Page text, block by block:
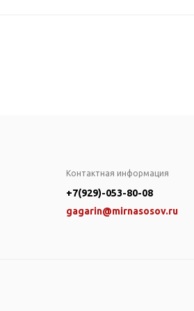
Контактная информация
+7(929)-053-80-08
gagarin@mirnasosov.ru